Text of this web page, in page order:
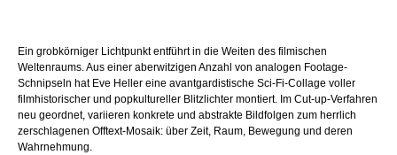
Ein grobkörniger Lichtpunkt entführt in die Weiten des filmischen
Weltenraums. Aus einer aberwitzigen Anzahl von analogen Footage-
Schnipseln hat Eve Heller eine avantgardistische Sci-Fi-Collage voller
filmhistorischer und popkultureller Blitzlichter montiert. Im Cut-up-Verfahren
neu geordnet, variieren konkrete und abstrakte Bildfolgen zum herrlich
zerschlagenen Offtext-Mosaik: über Zeit, Raum, Bewegung und deren
Wahrnehmung.